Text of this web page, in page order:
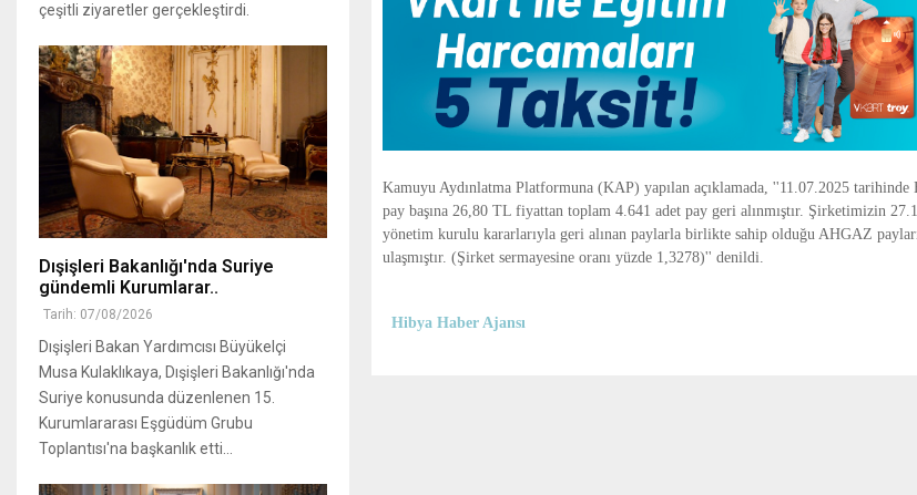
Kamuyu Aydınlatma Platformuna (KAP) yapılan açıklamada, ''11.07.2025 tarihinde
pay başına 26,80 TL fiyattan toplam 4.641 adet pay geri alınmıştır. Şirketimizin
yönetim kurulu kararlarıyla geri alınan paylarla birlikte sahip olduğu AHGAZ
ulaşmıştır. (Şirket sermayesine oranı yüzde 1,3278)'' denildi.
Hibya Haber Ajansı
çeşitli ziyaretler gerçekleştirdi.
Dışişleri Bakanlığı'nda Suriye
gündemli Kurumlarar..
Tarih: 07/08/2026
Dışişleri Bakan Yardımcısı Büyükelçi
Musa Kulaklıkaya, Dışişleri Bakanlığı'nda
Suriye konusunda düzenlenen 15.
Kurumlararası Eşgüdüm Grubu
Toplantısı'na başkanlık etti...